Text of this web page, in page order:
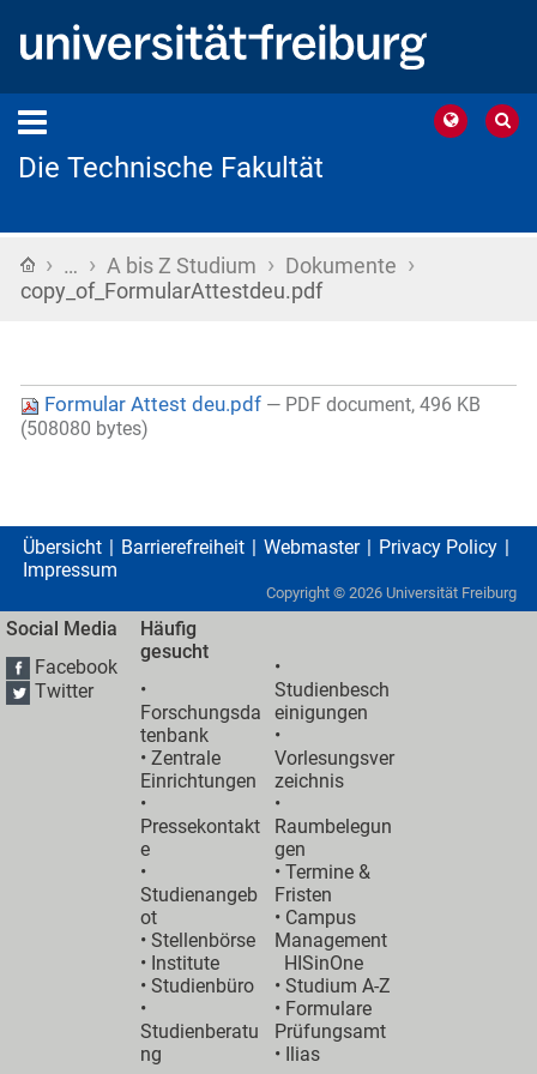
Die Technische Fakultät
Startseite
› … › A bis Z Studium › Dokumente ›
copy_of_FormularAttestdeu.pdf
Formular Attest deu.pdf — PDF document, 496 KB
(508080 bytes)
Übersicht Barrierefreiheit Webmaster
Privacy Policy
Impressum
Copyright © 2026 Universität Freiburg
Social Media
Facebook
Twitter
Häufig
gesucht
•
Forschungsda
tenbank
•Zentrale
Einrichtungen
•
Pressekontakt
e
•
Studienangeb
ot
•Stellenbörse
• Institute
•Studienbüro
•
Studienberatu
ng
•
Studienbesch
einigungen
•
Vorlesungsver
zeichnis
•
Raumbelegun
gen
•Termine &
Fristen
• Campus
Management
HISinOne
•Studium A-Z
• Formulare
Prüfungsamt
• Ilias